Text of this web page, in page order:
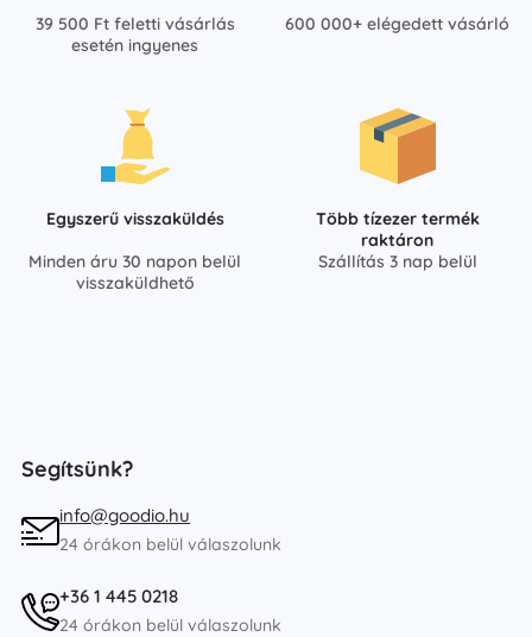
39 500 Ft feletti vásárlás
esetén ingyenes
600 000+ elégedett vásárló
Egyszerű visszaküldés
Minden áru 30 napon belül
visszaküldhető
Több tízezer termék
raktáron
Szállítás 3 nap belül
Segítsünk?
info@goodio.hu
24 órákon belül válaszolunk
+36 1 445 0218
24 órákon belül válaszolunk